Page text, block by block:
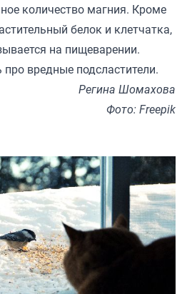
количество магния. Кроме
белок и клетчатка,
на пищеварении.
про вредные подсластители.
Регина Шомахова
Фото: Freepik